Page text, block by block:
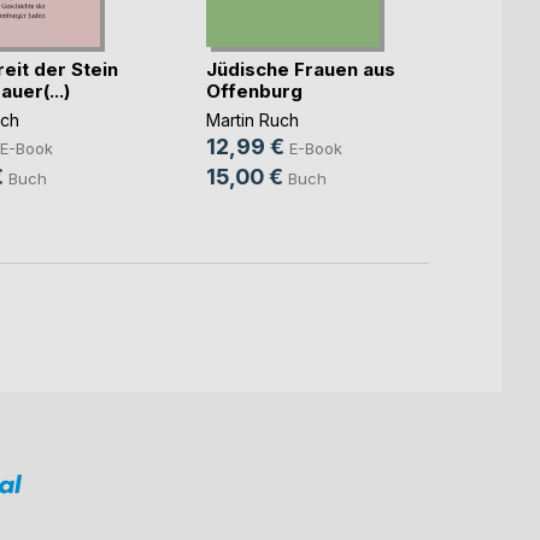
der Stein
E-Book
Buch
Jüdische Frauen aus
Offenburg
Martin Ruch
12,99 € E-Book
15,00 € Buch